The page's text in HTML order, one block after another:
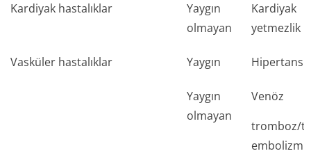
Kardiyak hastalıklar
Yaygın
olmayan
Kardiyak
yetmezlik
Vasküler hastalıklar Yaygın
Yaygın
olmayan
Venöz
tromboz/
embolizm